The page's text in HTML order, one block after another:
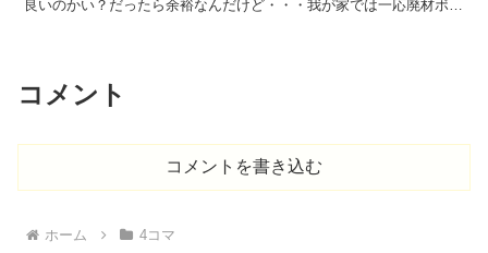
良いのかい？だったら余裕なんだけど・・・我が家では一応廃材ボッ
コメント
コメントを書き込む
ホーム 4コマ